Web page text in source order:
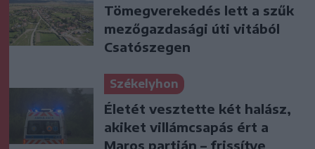
Tömegverekedés lett a szűk
mezőgazdasági úti vitából
Csatószegen
Székelyhon
Életét vesztette két halász,
akiket villámcsapás ért a
Maros partján – frissítve